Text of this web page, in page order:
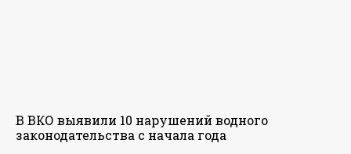
В ВКО выявили 10 нарушений водного
законодательства с начала года